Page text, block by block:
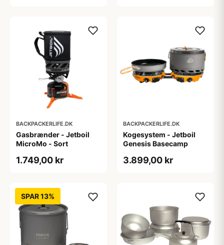
BACKPACKERLIFE.DK
Gasbrænder - Jetboil
MicroMo - Sort
1.749,00 kr
BACKPACKERLIFE.DK
Kogesystem - Jetboil
Genesis Basecamp
3.899,00 kr
SPAR 13%